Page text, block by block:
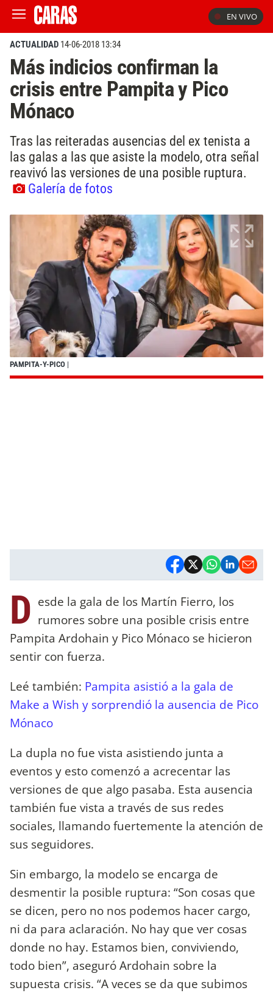
EN VIVO
ACTUALIDAD 14-06-2018 13:34
Más indicios confirman la
crisis entre Pampita y Pico
Mónaco
Tras las reiteradas ausencias del ex tenista a
las galas a las que asiste la modelo, otra señal
reavivó las versiones de una posible ruptura.
Galería de fotos
PAMPITA-Y-PICO |
D esde la gala de los Martín Fierro, los
rumores sobre una posible crisis entre
Pampita Ardohain y Pico Mónaco se hicieron
sentir con fuerza.
Leé también: Pampita asistió a la gala de
Make a Wish y sorprendió la ausencia de Pico
Mónaco
La dupla no fue vista asistiendo junta a
eventos y esto comenzó a acrecentar las
versiones de que algo pasaba. Esta ausencia
también fue vista a través de sus redes
sociales, llamando fuertemente la atención de
sus seguidores.
Sin embargo, la modelo se encarga de
desmentir la posible ruptura: “Son cosas que
se dicen, pero no nos podemos hacer cargo,
ni da para aclaración. No hay que ver cosas
donde no hay. Estamos bien, conviviendo,
todo bien”, aseguró Ardohain sobre la
supuesta crisis. “A veces se da que subimos